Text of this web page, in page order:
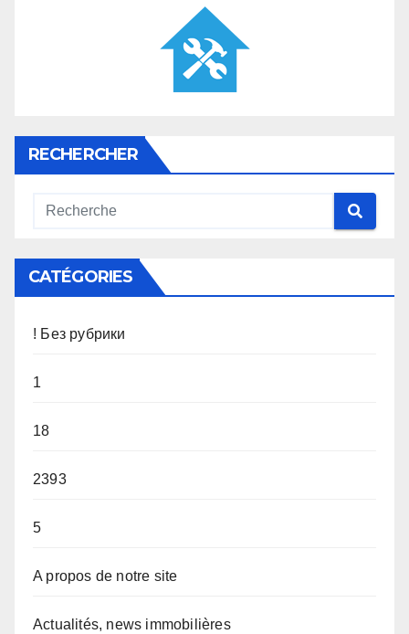
RECHERCHER
CATÉGORIES
! Без рубрики
1
18
2393
5
A propos de notre site
Actualités, news immobilières